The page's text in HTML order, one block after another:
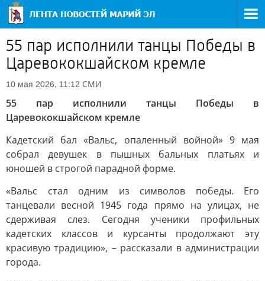
55 пар исполнили танцы Победы в
Царевококшайском кремле
10 мая 2026, 11:12 СМИ
55 пар исполнили танцы Победы в
Царевококшайском кремле
Кадетский бал «Вальс, опаленный войной» 9 мая
собрал девушек в пышных бальных платьях и
юношей в строгой парадной форме.
«Вальс стал одним из символов победы. Его
танцевали весной 1945 года прямо на улицах, не
сдерживая слез. Сегодня ученики профильных
кадетских классов и курсанты продолжают эту
красивую традицию», – рассказали в администрации
города.